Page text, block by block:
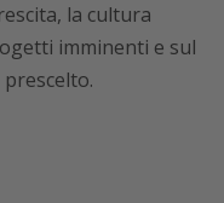
la cultura
imminenti e sul